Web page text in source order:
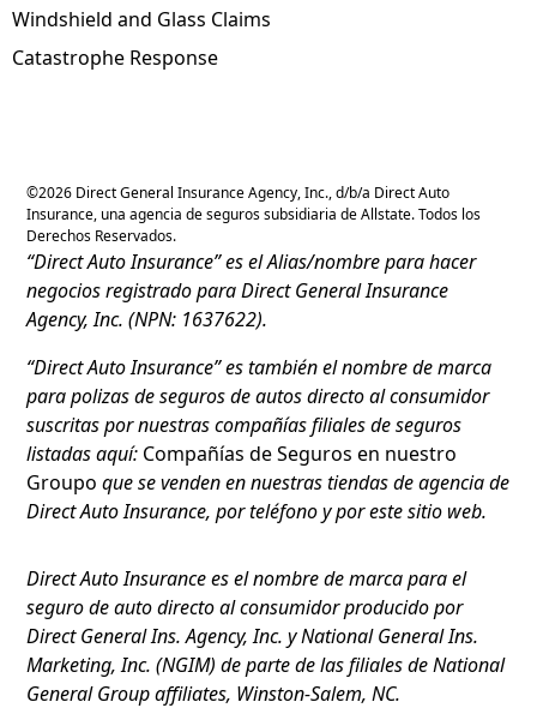
Windshield and Glass Claims
Catastrophe Response
©2026 Direct General Insurance Agency, Inc., d/b/a Direct Auto
Insurance, una agencia de seguros subsidiaria de Allstate. Todos los
Derechos Reservados.
“Direct Auto Insurance” es el Alias/nombre para hacer
negocios registrado para Direct General Insurance
Agency, Inc. (NPN: 1637622).
“Direct Auto Insurance” es también el nombre de marca
para polizas de seguros de autos directo al consumidor
suscritas por nuestras compañías filiales de seguros
listadas aquí: Compañías de Seguros en nuestro
Groupo que se venden en nuestras tiendas de agencia de
Direct Auto Insurance, por teléfono y por este sitio web.
Direct Auto Insurance es el nombre de marca para el
seguro de auto directo al consumidor producido por
Direct General Ins. Agency, Inc. y National General Ins.
Marketing, Inc. (NGIM) de parte de las filiales de National
General Group affiliates, Winston-Salem, NC.